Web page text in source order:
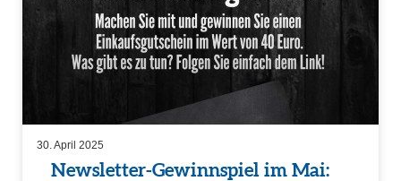
Newsletter-Gewinn­spiel im Mai:
30. April 2025